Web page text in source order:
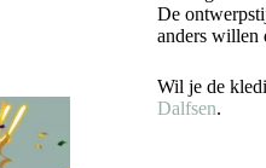
De
anders willen
Wil je de
Dalfsen.